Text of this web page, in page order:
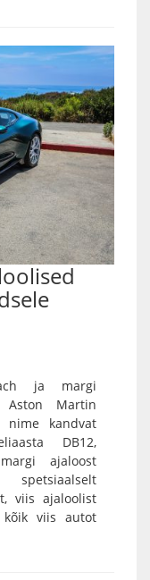
ja margi
Martin
kandvat
DB12,
ajaloost
viis ajaloolist
viis autot